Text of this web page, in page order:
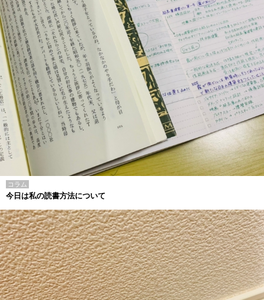
コラム
今日は私の読書方法について